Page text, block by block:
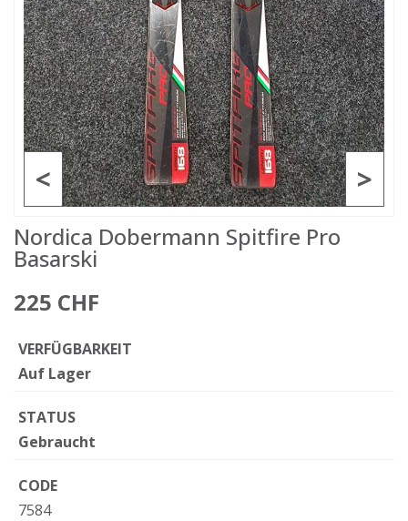
>
<
Nordica Dobermann Spitfire Pro
Basarski
225 CHF
VERFÜGBARKEIT
Auf Lager
STATUS
Gebraucht
CODE
7584